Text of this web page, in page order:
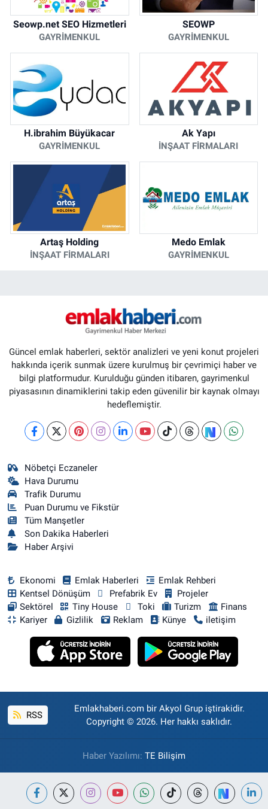
Seowp.net SEO Hizmetleri
GAYRIMENKUL
SEOWP
GAYRIMENKUL
H.ibrahim Büyükacar
GAYRIMENKUL
Ak Yapı
İNŞAAT FIRMALARI
Artaş Holding
İNŞAAT FIRMALARI
Medo Emlak
GAYRIMENKUL
Güncel emlak haberleri, sektör analizleri ve yeni konut projeleri
hakkında içerik sunmak üzere kurulmuş bir çevrimiçi haber ve
bilgi platformudur. Kurulduğu günden itibaren, gayrimenkul
piyasasının dinamiklerini takip eden güvenilir bir kaynak olmayı
hedeflemiştir.
Nöbetçi Eczaneler
Hava Durumu
Trafik Durumu
Puan Durumu ve Fikstür
Tüm Manşetler
Son Dakika Haberleri
Haber Arşivi
Ekonomi Emlak Haberleri
Emlak Rehberi
Kentsel Dönüşüm
Prefabrik Ev
Projeler
Sektörel
Tiny House Toki Turizm
Finans
Kariyer
Gizlilik Reklam Künye iletişim
RSS
Emlakhaberi.com bir Akyol Grup iştirakidir.
Copyright © 2026. Her hakkı saklıdır.
Haber Yazılımı: TE Bilişim